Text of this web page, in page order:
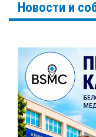
Новости и